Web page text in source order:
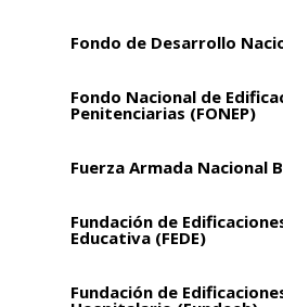
Fondo de Desarrollo
Fondo Nacional de
Penitenciarias (FONEP)
Fuerza Armada Nacional
Fundación de
Educativa (FEDE)
Fundación de